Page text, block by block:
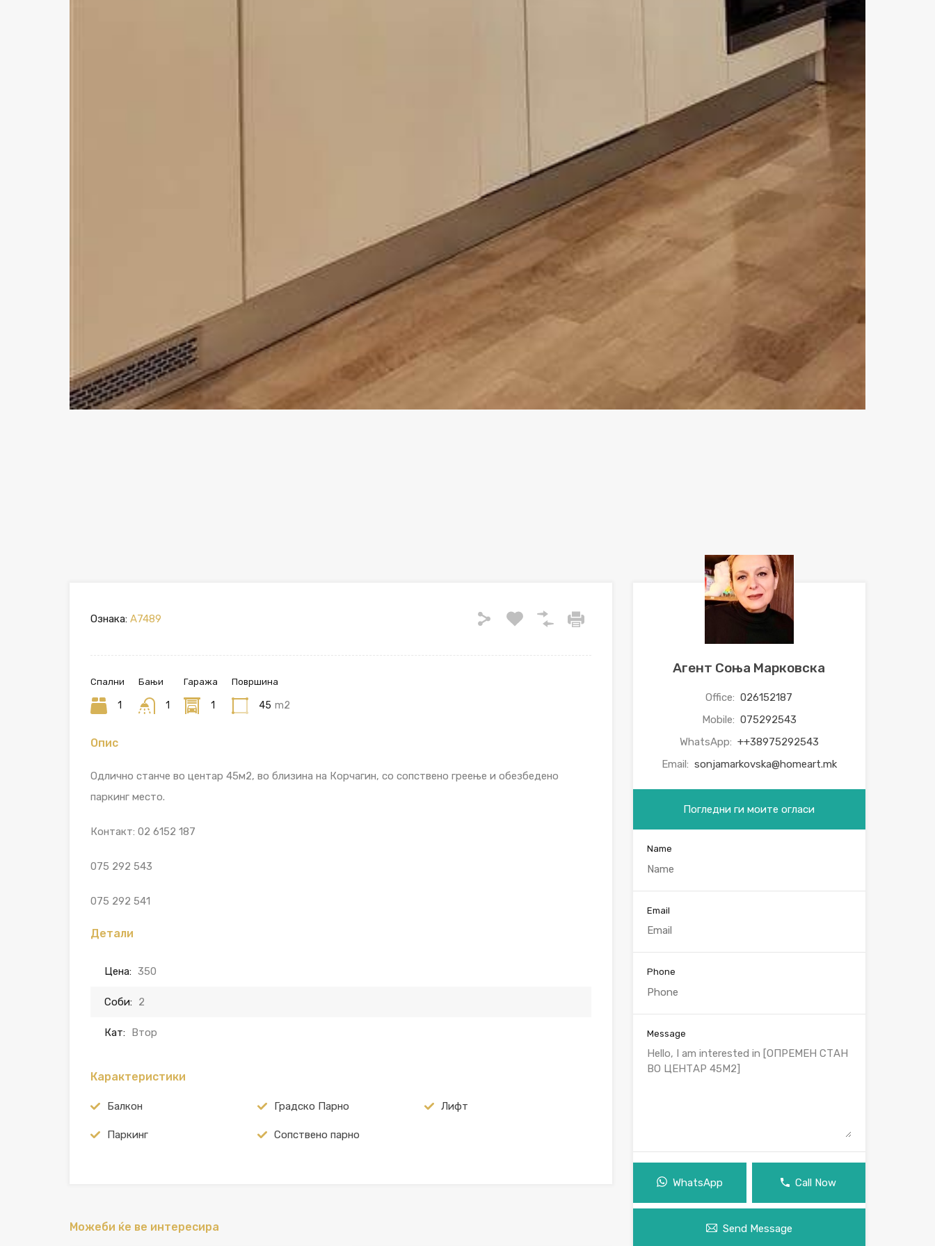
Ознака: A7489
Спални
1
Бањи
1
Гаража
1
Површина
45 m2
Опис
Одлично станче во центар 45м2, во близина на Корчагин, со сопствено греење и обезбедено
паркинг место.
Контакт: 02 6152 187
075 292 543
075 292 541
Детали
Цена: 350
Соби: 2
Кат: Втор
Карактеристики
Балкон Градско Парно Лифт
Паркинг Сопствено парно
Можеби ќе ве интересира
Агент Соња Марковска
Office: 026152187
Mobile: 075292543
WhatsApp: ++38975292543
Email: sonjamarkovska@homeart.mk
Погледни ги моите огласи
Name
Email
Phone
Message
WhatsApp Call Now
Send Message